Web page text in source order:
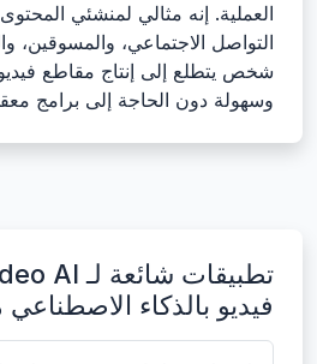
العملية. إنه مثالي لمنشئي
التواصل الاجتماعي، والمسوقين،
شخص يتطلع إلى إنتاج مقاطع
وسهولة دون الحاجة إلى برامج
فيديو بالذكاء الاصطناعي